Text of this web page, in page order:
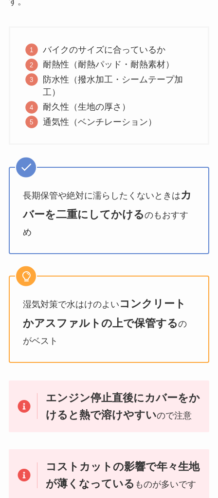
バイクのサイズに合っているか
耐熱性（耐熱パッド・耐熱素材）
防水性（撥水加工・シームテープ加
工）
耐久性（生地の厚さ）
通気性（ベンチレーション）
長期保管や絶対に濡らしたくないときはカ
バーを二重にしてかけるのもおすす
め
湿気対策で水はけのよい コンクリート
かアスファルトの上で保管するの
がベスト
エンジン停止直後にカバーをか
けると熱で溶けやすいので注意
コストカットの影響で年々生地
が薄くなっている ものが多いです